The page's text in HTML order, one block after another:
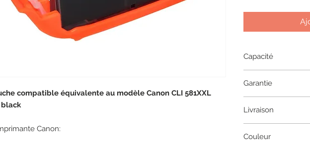
compatible équivalente au modèle Canon CLI 581XXL
Canon:
Capacité
Garantie
Livraison
Couleur